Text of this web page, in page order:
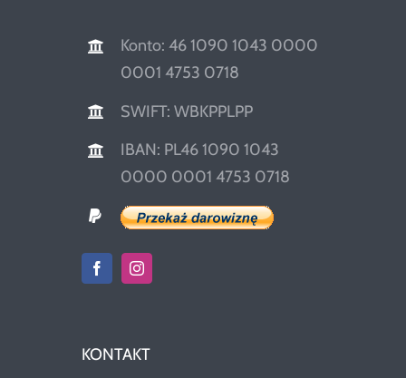
Konto: 46 1090 1043 0000
0001 4753 0718
SWIFT: WBKPPLPP
IBAN: PL46 1090 1043
0000 0001 4753 0718
KONTAKT